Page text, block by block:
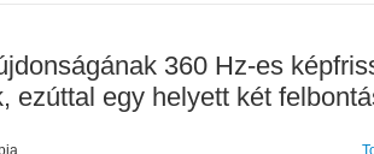
360 Hz-es
ezúttal egy helyett két